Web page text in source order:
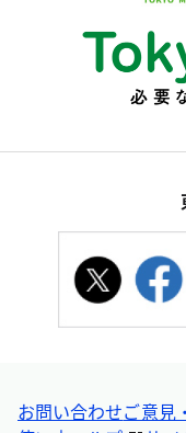
お問い合わせご意見